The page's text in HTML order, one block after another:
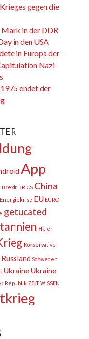
gegen die
Mark in der DDR
in den USA
in Europa der
Nazi-
endet der
App
Brexit BRICS China
Energiekrise EU EURO
getucated
Hitler
Konservative
Russland Schweden
Ukraine Ukraine
Republik ZEIT WISSEN